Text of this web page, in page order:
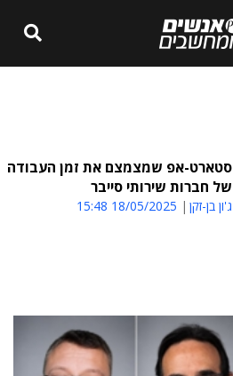
סטארט-אפ שמצמצם את זמן העבודה
של חברות שירותי סייבר
ג'ון בן-זקן 18/05/2025 15:48